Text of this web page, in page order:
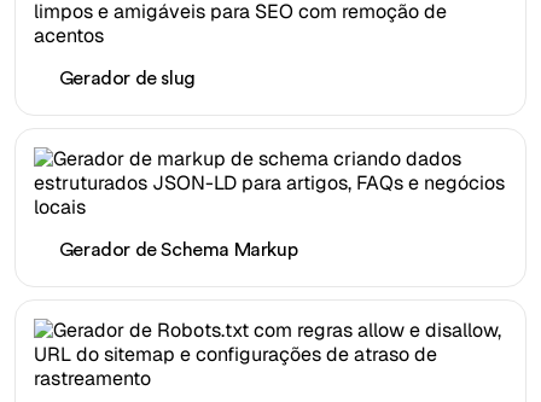
Gerador de slug
Gerador de Schema Markup